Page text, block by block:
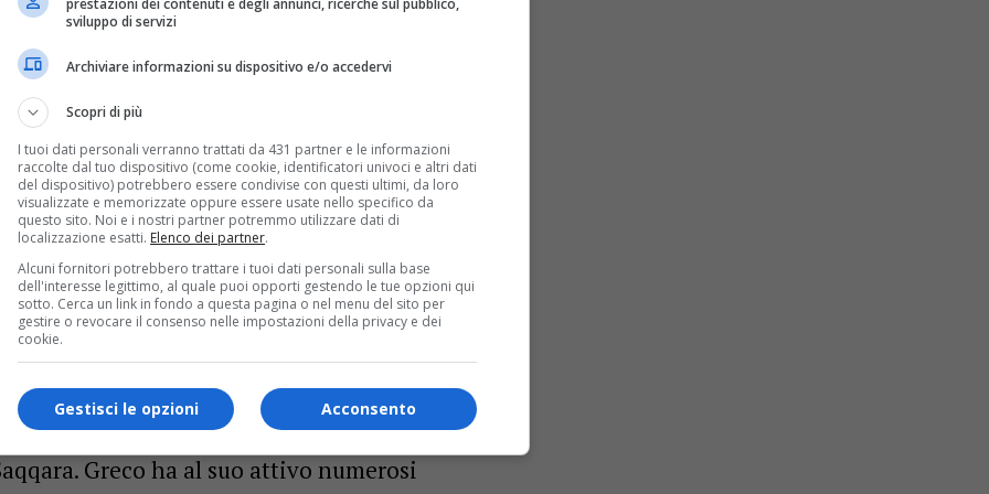
ha instaurato importanti
musei, università e istituti di ricerca.
corsi in diverse università, tra cui
la Scuola di Specializzazione in Beni
del Sacro Cuore di Milano e la New York
Survey del Oriental Institute della University
è co-direttore della missione
Greco ha al suo attivo numerosi
prestazioni dei contenuti e degli annunci, ricerche sul pubblico,
sviluppo di servizi
Archiviare informazioni su dispositivo e/o accedervi
Scopri di più
I tuoi dati personali verranno trattati da 431 partner e le informazioni
raccolte dal tuo dispositivo (come cookie, identificatori univoci e altri dati
del dispositivo) potrebbero essere condivise con questi ultimi, da loro
visualizzate e memorizzate oppure essere usate nello specifico da
questo sito. Noi e i nostri partner potremmo utilizzare dati di
localizzazione esatti. Elenco dei partner.
Alcuni fornitori potrebbero trattare i tuoi dati personali sulla base
dell'interesse legittimo, al quale puoi opporti gestendo le tue opzioni qui
sotto. Cerca un link in fondo a questa pagina o nel menu del sito per
gestire o revocare il consenso nelle impostazioni della privacy e dei
cookie.
Acconsento
Gestisci le opzioni